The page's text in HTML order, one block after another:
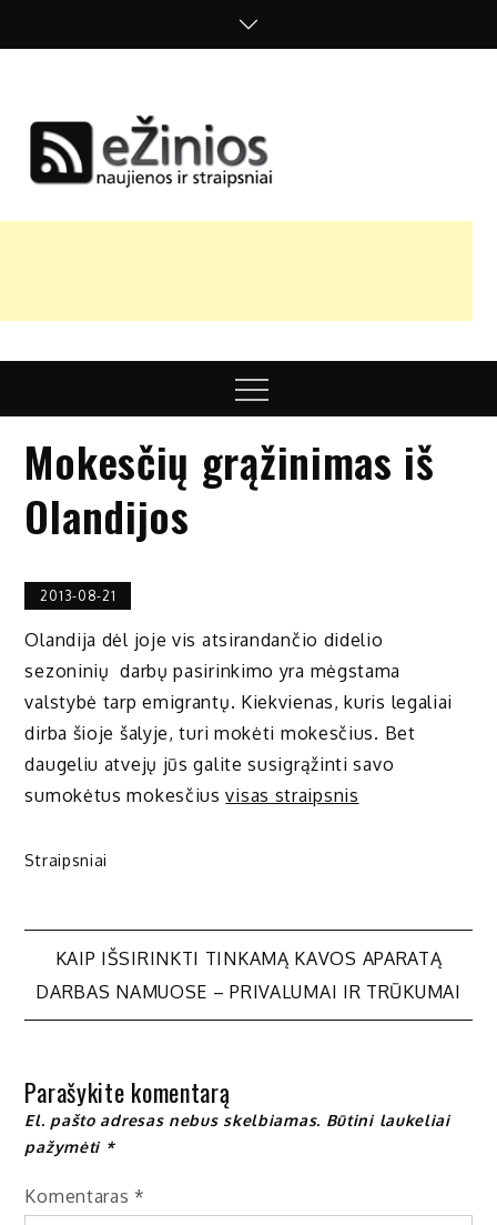
nuomonės
Menu
Mokesčių grąžinimas iš
Olandijos
2013-08-21
Olandija dėl joje vis atsirandančio didelio
sezoninių darbų pasirinkimo yra mėgstama
valstybė tarp emigrantų. Kiekvienas, kuris legaliai
dirba šioje šalyje, turi mokėti mokesčius. Bet
daugeliu atvejų jūs galite susigrąžinti savo
sumokėtus mokesčiusvisas straipsnis
Straipsniai
Navigacija
tarp
įrašų
KAIP IŠSIRINKTI TINKAMĄ KAVOS APARATĄ
DARBAS NAMUOSE – PRIVALUMAI IR TRŪKUMAI
Parašykite komentarą
El. pašto adresas nebus skelbiamas. Būtini laukeliai
pažymėti *
Komentaras *